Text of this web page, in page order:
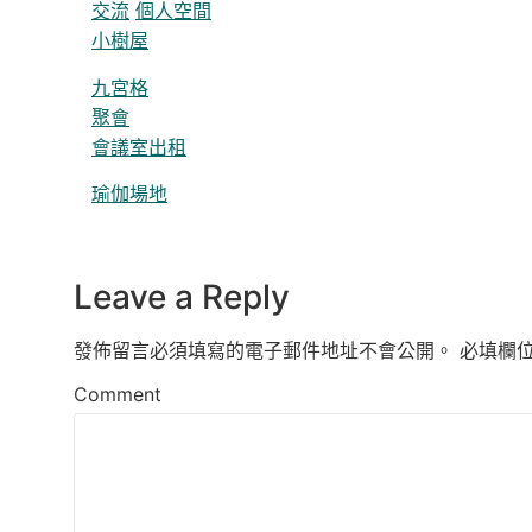
交流 個人空間
小樹屋
九宮格
聚會
會議室出租
瑜伽場地
Leave a Reply
發佈留言必須填寫的電子郵件地址不會公開。 必填欄
Comment